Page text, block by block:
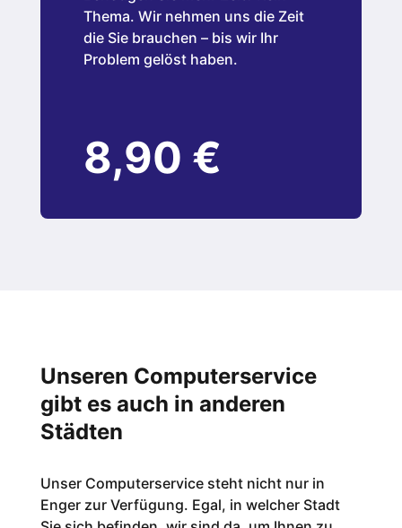
Thema. Wir nehmen uns die Zeit
die Sie brauchen – bis wir Ihr
Problem gelöst haben.
8,90 €
Unseren Computerservice
gibt es auch in anderen
Städten
Unser Computerservice steht nicht nur in
Enger zur Verfügung. Egal, in welcher Stadt